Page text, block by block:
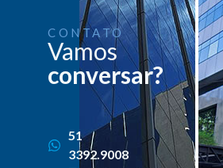
CONTATO
Vamos
conversar?
51
3392.9008